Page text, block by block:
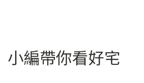
小編帶你看好宅